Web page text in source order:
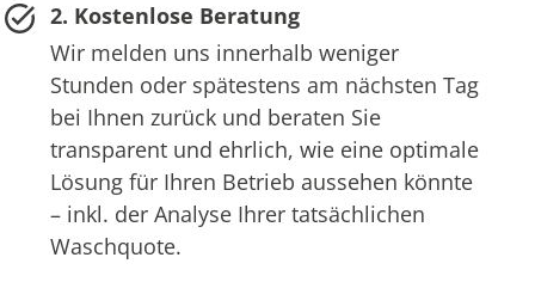
2. Kostenlose Beratung
Wir melden uns innerhalb weniger
Stunden oder spätestens am nächsten Tag
bei Ihnen zurück und beraten Sie
transparent und ehrlich, wie eine optimale
Lösung für Ihren Betrieb aussehen könnte
– inkl. der Analyse Ihrer tatsächlichen
Waschquote.